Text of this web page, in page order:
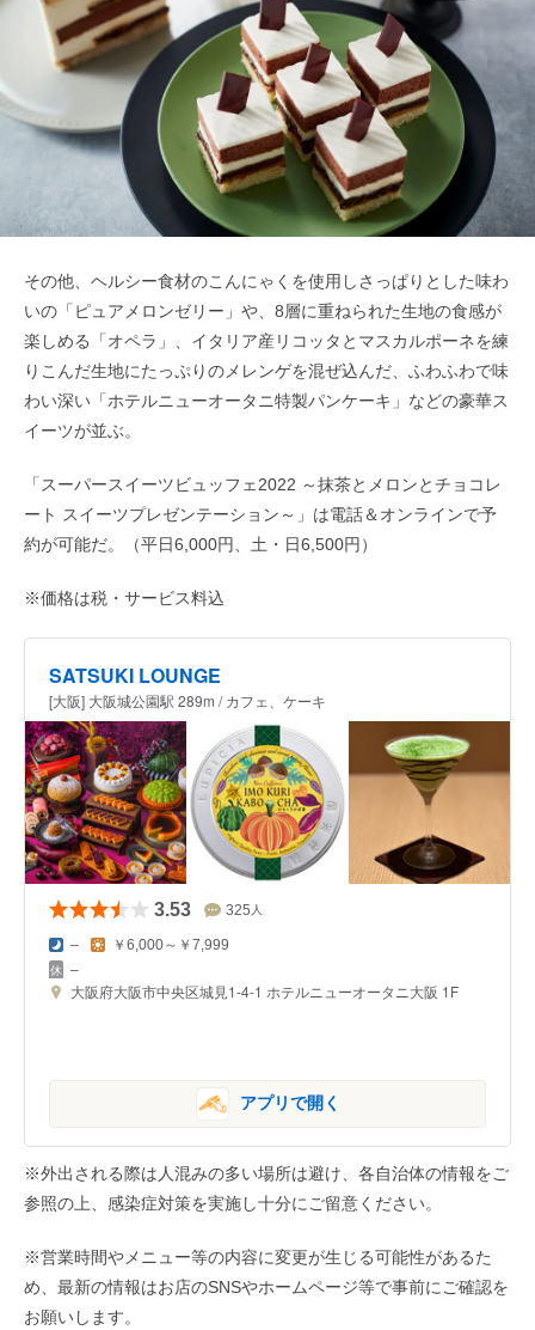
その他、ヘルシー食材のこんにゃくを使用しさっぱりとした味わ
いの「ピュアメロンゼリー」や、8層に重ねられた生地の食感が
楽しめる「オペラ」、イタリア産リコッタとマスカルポーネを練
りこんだ生地にたっぷりのメレンゲを混ぜ込んだ、ふわふわで味
わい深い「ホテルニューオータニ特製パンケーキ」などの豪華ス
イーツが並ぶ。
「スーパースイーツビュッフェ2022 ～抹茶とメロンとチョコレ
ート スイーツプレゼンテーション～」は電話＆オンラインで予
約が可能だ。（平日6,000円、土・日6,500円）
※価格は税・サービス料込
SATSUKI LOUNGE
[大阪] 大阪城公園駅 289m / カフェ、ケーキ
3.53 325 人
– ￥6,000～￥7,999
–
大阪府大阪市中央区城見1-4-1 ホテルニューオータニ大阪 1F
アプリで開く
※外出される際は人混みの多い場所は避け、各自治体の情報をご
参照の上、感染症対策を実施し十分にご留意ください。
※営業時間やメニュー等の内容に変更が生じる可能性があるた
め、最新の情報はお店のSNSやホームページ等で事前にご確認を
お願いします。